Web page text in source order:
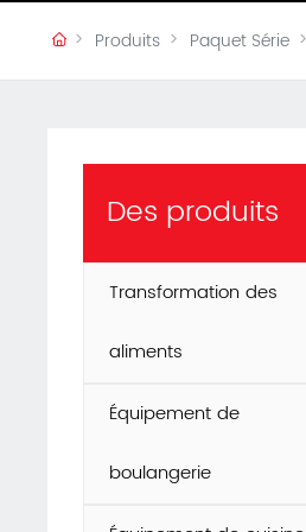
Produits Paquet Série
Des produits
Transformation des
aliments
Équipement de
boulangerie